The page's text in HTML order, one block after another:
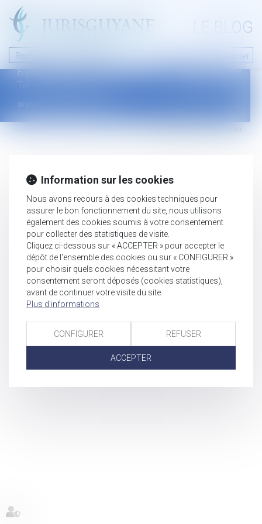
LE BLOG
Nous contacter
46 avenue de la liberté
B.P.315 - 97327 Cayenne Cedex
Tel : +594 594 29 45 35
www.jurisguyane.com
Mentions légales
Information sur les cookies
Nous avons recours à des cookies techniques pour
assurer le bon fonctionnement du site, nous utilisons
également des cookies soumis à votre consentement
pour collecter des statistiques de visite.
Cliquez ci-dessous sur « ACCEPTER » pour accepter le
dépôt de l'ensemble des cookies ou sur « CONFIGURER »
pour choisir quels cookies nécessitant votre
consentement seront déposés (cookies statistiques),
avant de continuer votre visite du site.
Plus d'informations
CONFIGURER REFUSER
ACCEPTER